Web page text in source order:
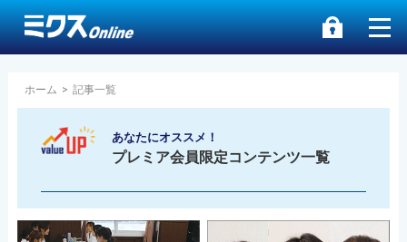
ホーム > 記事一覧
あなたにオススメ！
プレミア会員限定コンテンツ一覧